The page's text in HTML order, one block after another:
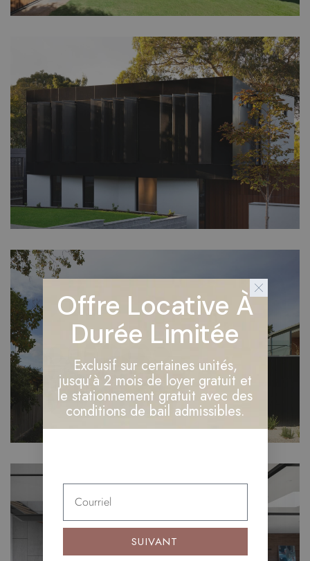
Offre Locative À
Durée Limitée
Exclusif sur certaines unités,
jusqu’à 2 mois de loyer gratuit et
le stationnement gratuit avec des
conditions de bail admissibles.
SUIVANT